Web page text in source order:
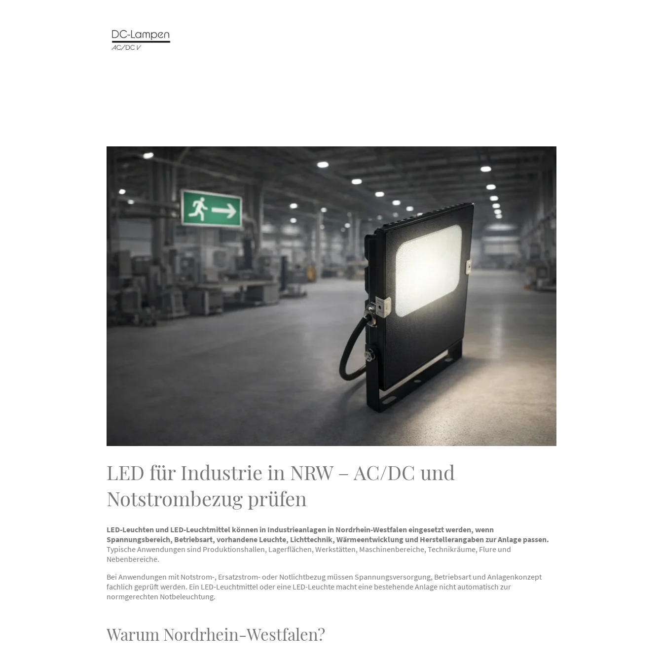
LED für Industrie in NRW – AC/DC und
Notstrombezug prüfen
LED-Leuchten und LED-Leuchtmittel können in Industrieanlagen in Nordrhein-Westfalen eingesetzt werden, wenn
Spannungsbereich, Betriebsart, vorhandene Leuchte, Lichttechnik, Wärmeentwicklung und Herstellerangaben zur Anlage passen.
Typische Anwendungen sind Produktionshallen, Lagerflächen, Werkstätten, Maschinenbereiche, Technikräume, Flure und
Nebenbereiche.
Bei Anwendungen mit Notstrom-, Ersatzstrom- oder Notlichtbezug müssen Spannungsversorgung, Betriebsart und Anlagenkonzept
fachlich geprüft werden. Ein LED-Leuchtmittel oder eine LED-Leuchte macht eine bestehende Anlage nicht automatisch zur
normgerechten Notbeleuchtung.
Warum Nordrhein-Westfalen?